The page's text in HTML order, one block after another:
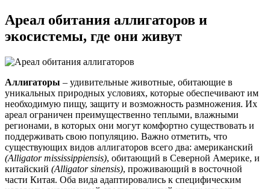
Ареал обитания аллигаторов и
экосистемы, где они живут
Аллигаторы – удивительные животные, обитающие в
уникальных природных условиях, которые обеспечивают им
необходимую пищу, защиту и возможность размножения. Их
ареал ограничен преимущественно теплыми, влажными
регионами, в которых они могут комфортно существовать и
поддерживать свою популяцию. Важно отметить, что
существующих видов аллигаторов всего два: американский
(Alligator mississippiensis), обитающий в Северной Америке, и
китайский (Alligator sinensis), проживающий в восточной
части Китая. Оба вида адаптировались к специфическим